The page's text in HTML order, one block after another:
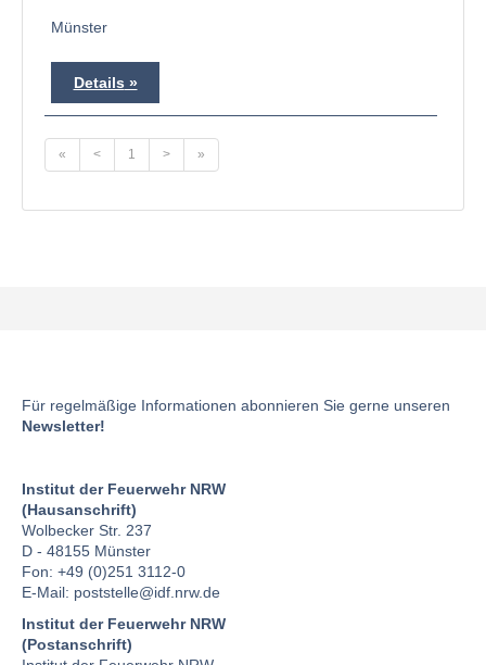
Münster
Details
« < 1 > »
Für regelmäßige Informationen abonnieren Sie gerne unseren
Newsletter!
Institut der Feuerwehr NRW
(Hausanschrift)
Wolbecker Str. 237
D - 48155 Münster
Fon: +49 (0)251 3112-0
E-Mail: poststelle@idf.nrw.de
Institut der Feuerwehr NRW
(Postanschrift)